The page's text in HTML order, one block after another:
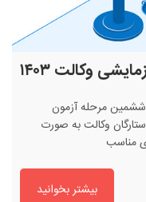
وکالت ۱۴۰۳
ششمین مرحله آزمون آزمایشی وکالت ۱۴۰۳ ششمین مرحله آزمون
ستارگان وکالت به صورت
مناسب
بیشتر بخوانید